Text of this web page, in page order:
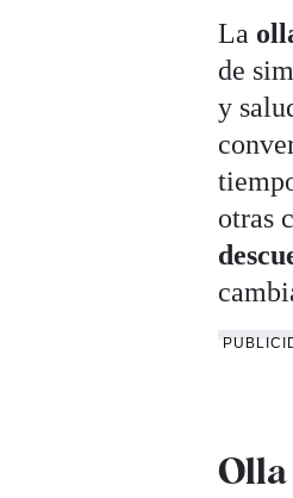
La
de
y
otras
Olla